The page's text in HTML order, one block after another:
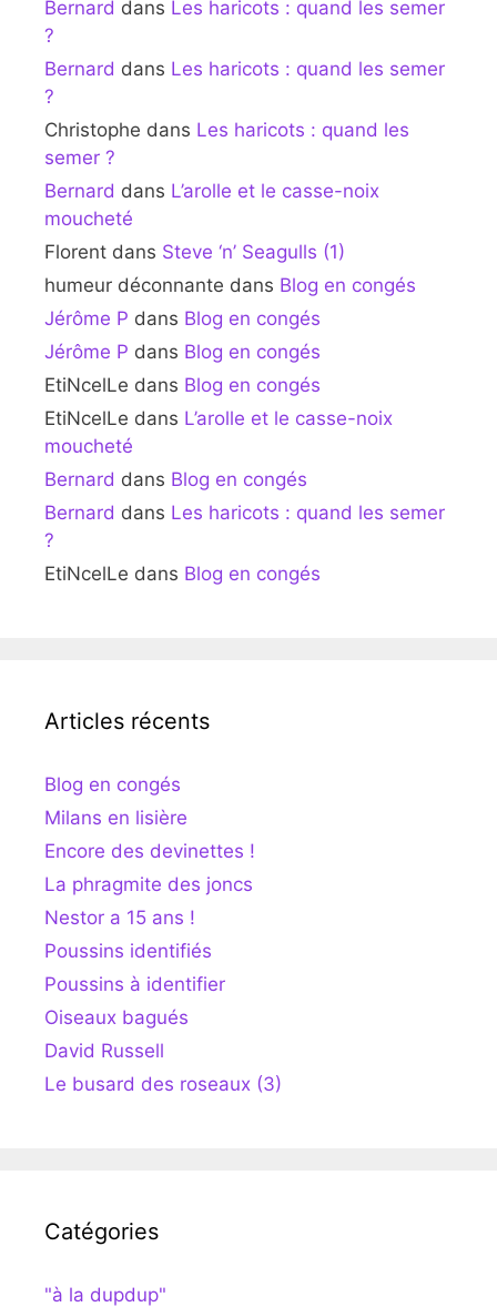
Bernard dans Les haricots : quand les semer
?
Bernard dans Les haricots : quand les semer
?
Christophe dans Les haricots : quand les
semer ?
Bernard dans L’arolle et le casse-noix
moucheté
Florent dans Steve ‘n’ Seagulls (1)
humeur déconnante dans Blog en congés
Jérôme P dans Blog en congés
Jérôme P dans Blog en congés
EtiNcelLe dans Blog en congés
EtiNcelLe dans L’arolle et le casse-noix
moucheté
Bernard dans Blog en congés
Bernard dans Les haricots : quand les semer
?
EtiNcelLe dans Blog en congés
Articles récents
Blog en congés
Milans en lisière
Encore des devinettes !
La phragmite des joncs
Nestor a 15 ans !
Poussins identifiés
Poussins à identifier
Oiseaux bagués
David Russell
Le busard des roseaux (3)
Catégories
"à la dupdup"